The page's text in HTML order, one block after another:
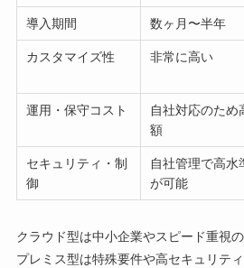
導入期間 数ヶ月〜半年
カスタマイズ性 非常に高い
運用・保守コスト
自社対応のため
額
セキュリティ・制
御
自社管理で高水
が可能
クラウド型は中小企業やスピード重視
プレミス型は特殊要件や高セキュリテ